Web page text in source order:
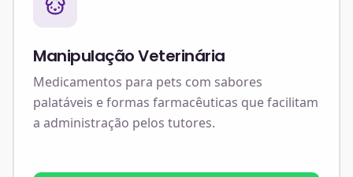
Manipulação Veterinária
Medicamentos para pets com sabores
palatáveis e formas farmacêuticas que facilitam
a administração pelos tutores.